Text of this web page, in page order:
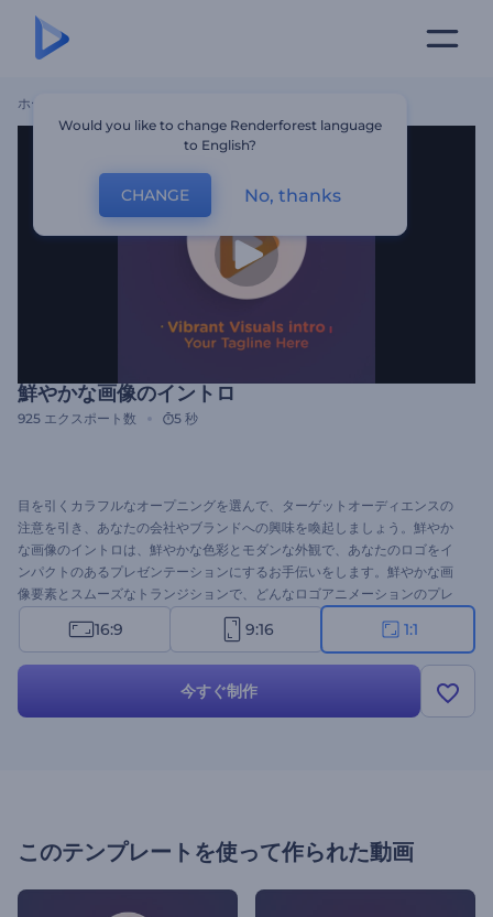
ホーム
鮮やかな画像のイントロ
925 エクスポート数 5 秒
目を引くカラフルなオープニングを選んで、ターゲットオーディエンスの
注意を引き、あなたの会社やブランドへの興味を喚起しましょう。鮮やか
な画像のイントロは、鮮やかな色彩とモダンな外観で、あなたのロゴをイ
ンパクトのあるプレゼンテーションにするお手伝いをします。鮮やかな画
像要素とスムーズなトランジションで、どんなロゴアニメーションのプレ
ゼンテーションも成功に導くことでしょう。ロゴをアップロードし、好み
の色に変更し、キャッチコピーを書いて数分待つだけで、プロ並みの動画
ト、子供服ブランドなど、さまざまな業種の企業に最適です。今すぐ試し
16:9 9:16 1:1
今すぐ制作
このテンプレートを使って作られた動画
Would you like to change Renderforest language
to English?
CHANGE No, thanks